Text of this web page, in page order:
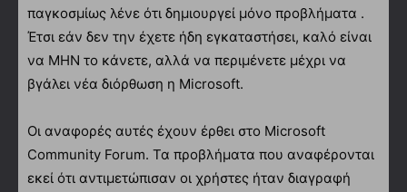
παγκοσμίως λένε ότι δημιουργεί μόνο προβλήματα .
Έτσι εάν δεν την έχετε ήδη εγκαταστήσει, καλό είναι
να ΜΗΝ το κάνετε, αλλά να περιμένετε μέχρι να
βγάλει νέα διόρθωση η Microsoft.
Οι αναφορές αυτές έχουν έρθει στο Microsoft
Community Forum. Τα προβλήματα που αναφέρονται
εκεί ότι αντιμετώπισαν οι χρήστες ήταν διαγραφή